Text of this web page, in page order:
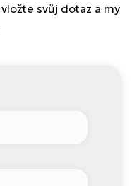
svůj dotaz a my